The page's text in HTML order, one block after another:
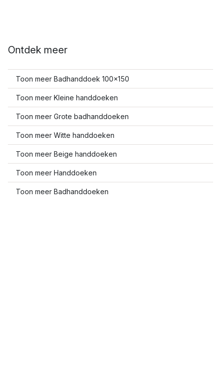
Ontdek meer
Toon meer Badhanddoek 100x150
Toon meer Kleine handdoeken
Toon meer Grote badhanddoeken
Toon meer Witte handdoeken
Toon meer Beige handdoeken
Toon meer Handdoeken
Toon meer Badhanddoeken